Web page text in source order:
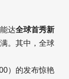
达全球首秀新
。其中，全球
）的发布惊艳